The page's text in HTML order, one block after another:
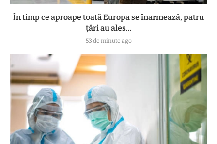
În timp ce aproape toată Europa se înarmează, patru
ţări au ales...
53 de minute ago